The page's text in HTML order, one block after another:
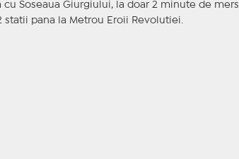
Soseaua Giurgiului, la doar 2 minute de mers
pana la Metrou Eroii Revolutiei.